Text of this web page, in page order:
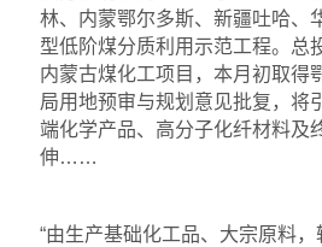
林、内蒙鄂尔多斯、新疆吐哈、
型低阶煤分质利用示范工程。总
内蒙古煤化工项目，本月初取得
局用地预审与规划意见批复，将
端化学产品、高分子化纤材料及
伸……
“由生产基础化工品、大宗原料